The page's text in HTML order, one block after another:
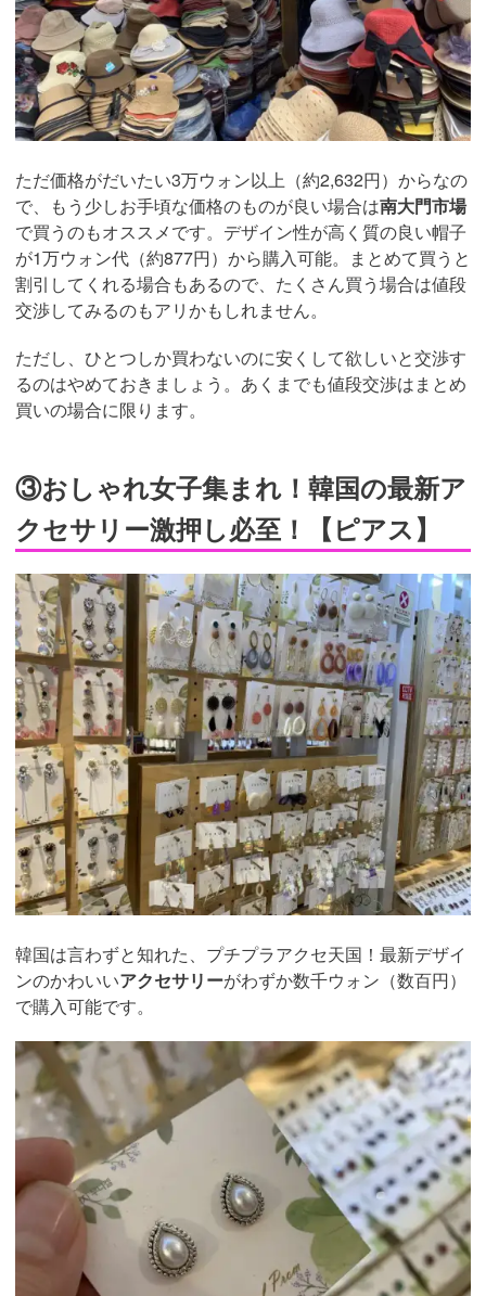
ただ価格がだいたい3万ウォン以上（約2,632円）からなの
で、もう少しお手頃な価格のものが良い場合は南大門市場
で買うのもオススメです。デザイン性が高く質の良い帽子
が1万ウォン代（約877円）から購入可能。まとめて買うと
割引してくれる場合もあるので、たくさん買う場合は値段
交渉してみるのもアリかもしれません。
ただし、ひとつしか買わないのに安くして欲しいと交渉す
るのはやめておきましょう。あくまでも値段交渉はまとめ
買いの場合に限ります。
③おしゃれ女子集まれ！韓国の最新ア
クセサリー激押し必至！【ピアス】
韓国は言わずと知れた、プチプラアクセ天国！最新デザイ
ンのかわいいアクセサリーがわずか数千ウォン（数百円）
で購入可能です。